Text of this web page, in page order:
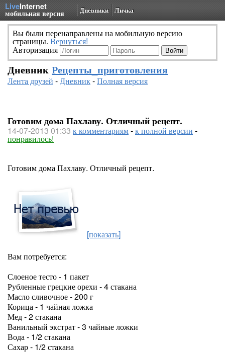
LiveInternet
мобильная версия Дневники Личка
Вы были перенаправлены на мобильную версию
страницы. Вернуться!
Авторизация
Дневник Рецепты_приготовления
Лента друзей -Дневник-Полная версия
Готовим дома Пахлаву. Отличный рецепт.
14-07-2013 01:33 к комментариям-к полной версии -
понравилось!
Готовим дома Пахлаву. Отличный рецепт.
[показать]
Вам потребуется:
Слоеное тесто - 1 пакет
Рубленные грецкие орехи - 4 стакана
Масло сливочное - 200 г
Корица - 1 чайная ложка
Мед - 2 стакана
Ванильный экстрат - 3 чайные ложки
Вода - 1/2 стакана
Сахар - 1/2 стакана